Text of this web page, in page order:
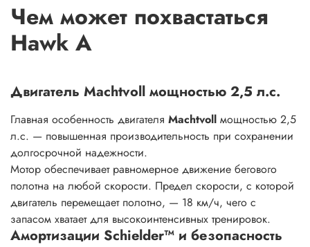
Чем может похвастаться
Hawk A
Двигатель Machtvoll мощностью 2,5 л.с.
Главная особенность двигателя Machtvoll мощностью 2,5
л.с. — повышенная производительность при сохранении
долгосрочной надежности.
Мотор обеспечивает равномерное движение бегового
полотна на любой скорости. Предел скорости, с которой
двигатель перемещает полотно, — 18 км/ч, чего с
запасом хватает для высокоинтенсивных тренировок.
Амортизации Schielder™ и безопасность